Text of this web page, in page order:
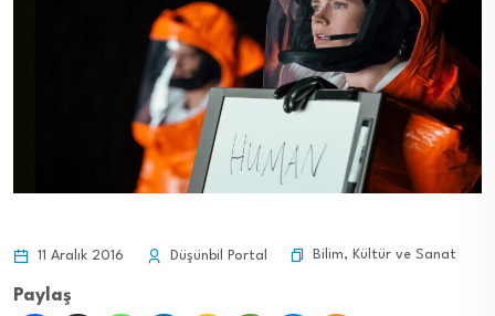
11 Aralık 2016 Düşünbil Portal Bilim, Kültür ve Sanat
Paylaş